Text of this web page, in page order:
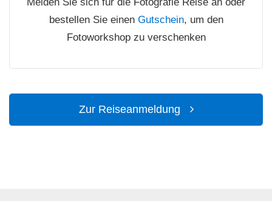
bestellen Sie einen Gutschein, um den
Fotoworkshop zu verschenken
Zur Reiseanmeldung